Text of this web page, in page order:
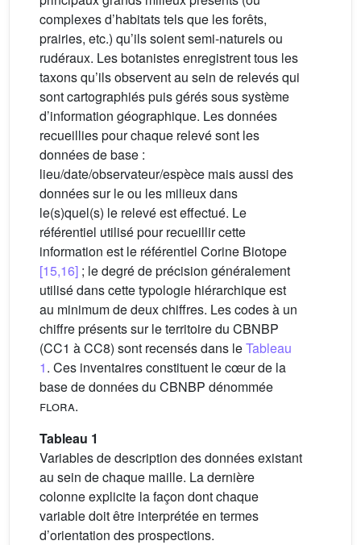
complexes d’habitats tels que les forêts,
prairies, etc.) qu’ils soient semi-naturels ou
rudéraux. Les botanistes enregistrent tous les
taxons qu’ils observent au sein de relevés qui
sont cartographiés puis gérés sous système
d’information géographique. Les données
recueillies pour chaque relevé sont les
données de base :
lieu/date/observateur/espèce mais aussi des
données sur le ou les milieux dans
le(s)quel(s) le relevé est effectué. Le
référentiel utilisé pour recueillir cette
information est le référentiel Corine Biotope
[15,16] ; le degré de précision généralement
utilisé dans cette typologie hiérarchique est
au minimum de deux chiffres. Les codes à un
chiffre présents sur le territoire du CBNBP
(CC1 à CC8) sont recensés dans leTableau
1. Ces inventaires constituent le cœur de la
base de données du CBNBP dénommée
flora.
Tableau 1
Variables de description des données existant
au sein de chaque maille. La dernière
colonne explicite la façon dont chaque
variable doit être interprétée en termes
d’orientation des prospections.